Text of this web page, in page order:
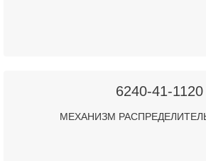
6240-41-1120
МЕХАНИЗМ